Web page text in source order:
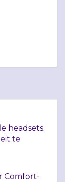
headsets.
te
Comfort-